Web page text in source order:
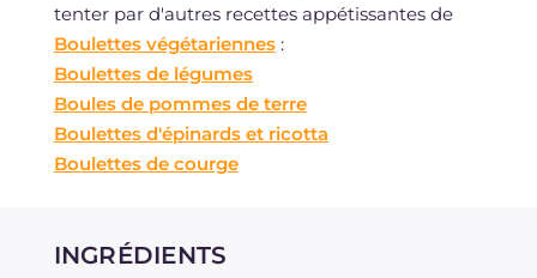
tenter par d'autres recettes appétissantes de
Boulettes végétariennes:
Boulettes de légumes
Boules de pommes de terre
Boulettes d'épinards et ricotta
Boulettes de courge
INGRÉDIENTS